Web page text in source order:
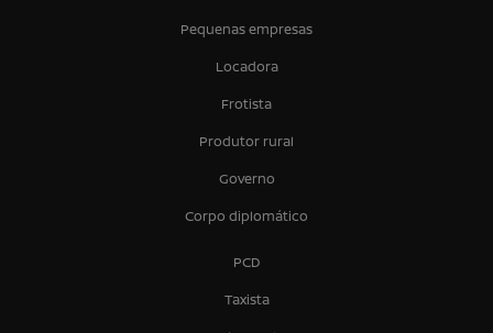
Pequenas empresas
Locadora
Frotista
Produtor rural
Governo
Corpo diplomático
PCD
Taxista